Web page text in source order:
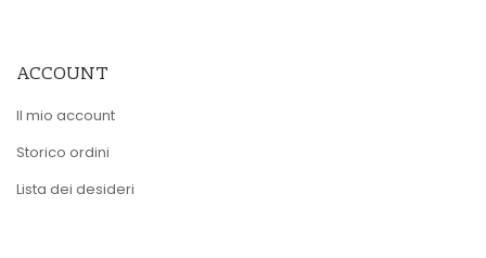
ACCOUNT
Il mio account
Storico ordini
Lista dei desideri